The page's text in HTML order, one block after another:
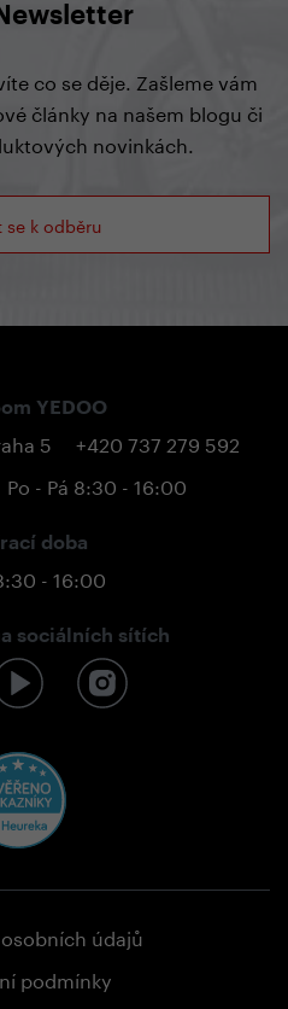
co se děje. Zašleme vám
články na našem blogu či
novinkách.
k odběru
YEDOO
5
+420 737 279 592
Po - Pá 8:30 - 16:00
doba
- 16:00
sociálních sítích
údajů
podmínky